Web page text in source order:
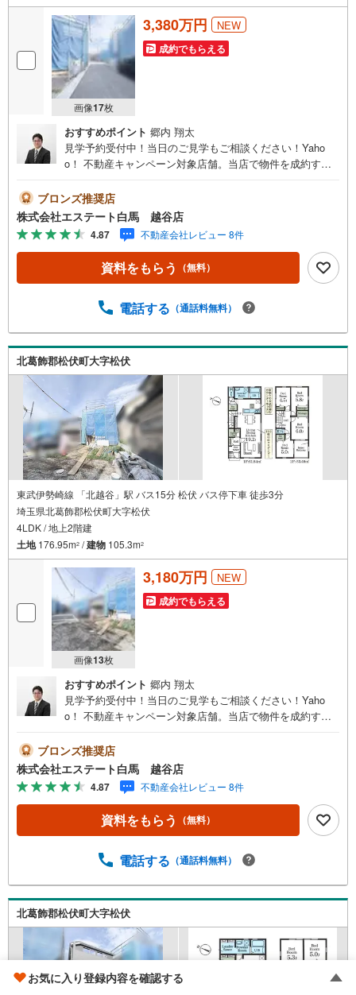
画像17枚
3,380万円 NEW
成約でもらえる
おすすめポイント 郷内 翔太
見学予約受付中！当日のご見学もご相談ください！Yaho
o！ 不動産キャンペーン対象店舗。当店で物件を成約する
予約をする」ボタンからお問い合わせください。【営業時
間 9:30～19:00】（年末年始除く）・人気物件には特に問
い合わせが集中するため、お早めにお電話ください。「室
内・現地を見学する」ボタンよりご予約いただくとご見学
がスムーズです。【エステート白馬 越谷店】・提携FPへの
無料個別相談サービス外部のファイナンシャルプランナー
ームセミナーなども主催しており、大変ご好評頂いており
全安心な取引を一括サポートまた、白馬グループ各社（白
馬建設、大和建設、白馬メディケアサービス）と連携した
プラスアップサポートで住まい探しから引越し後のバック
アップまでご相談頂けます。・キッズスペースや授乳スペ
ース、おむつ替えベッド、を完備しておりますので、お子
様連れでもお気軽にお越し下さい。
ブロンズ推奨店
株式会社エステート白馬 越谷店
4.87 不動産会社レビュー 8件
資料をもらう （無料）
電話する （通話料無料）
北葛飾郡松伏町大字松伏
東武伊勢崎線 「北越谷」駅 バス15分 松伏 バス停下車 徒歩3分
埼玉県北葛飾郡松伏町大字松伏
4LDK / 地上2階建
土地176.95m2 /建物 105.3m2
画像13枚
3,180万円 NEW
成約でもらえる
おすすめポイント 郷内 翔太
見学予約受付中！当日のご見学もご相談ください！Yaho
o！ 不動産キャンペーン対象店舗。当店で物件を成約する
予約をする」ボタンからお問い合わせください。【営業時
間 9:30～19:00】（年末年始除く）・人気物件には特に問
い合わせが集中するため、お早めにお電話ください。「室
内・現地を見学する」ボタンよりご予約いただくとご見学
がスムーズです。【エステート白馬 越谷店】・提携FPへの
無料個別相談サービス外部のファイナンシャルプランナー
ームセミナーなども主催しており、大変ご好評頂いており
全安心な取引を一括サポートまた、白馬グループ各社（白
馬建設、大和建設、白馬メディケアサービス）と連携した
プラスアップサポートで住まい探しから引越し後のバック
アップまでご相談頂けます。・キッズスペースや授乳スペ
ース、おむつ替えベッド、を完備しておりますので、お子
様連れでもお気軽にお越し下さい。
ブロンズ推奨店
株式会社エステート白馬 越谷店
4.87 不動産会社レビュー 8件
資料をもらう （無料）
電話する （通話料無料）
北葛飾郡松伏町大字松伏
お気に入り登録内容を確認する